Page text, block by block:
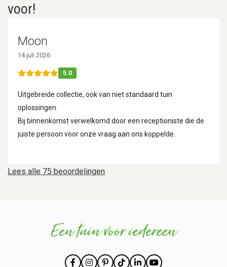
voor!
Lees alle 75 beoordelingen
Moon
14 juli 2026
5.0
Uitgebreide collectie, ook van niet standaard tuin
oplossingen.
Bij binnenkomst verwelkomd door een receptioniste die de
juiste persoon voor onze vraag aan ons koppelde.
Een tuin voor iedereen